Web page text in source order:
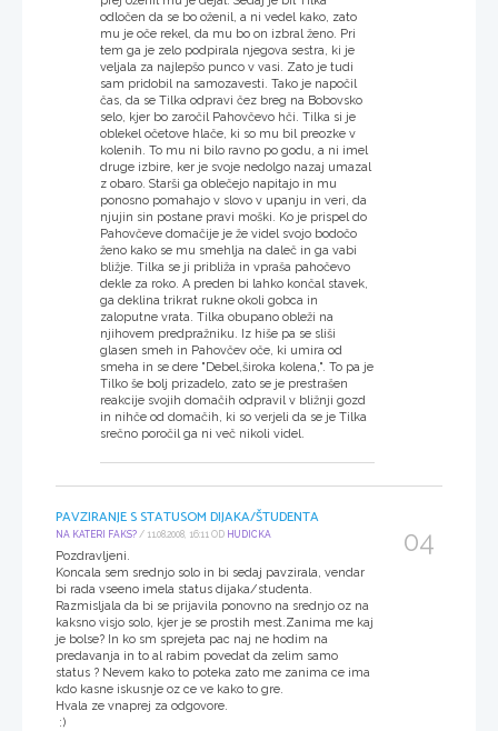
odločen da se bo oženil, a ni vedel kako, zato
mu je oče rekel, da mu bo on izbral ženo. Pri
tem ga je zelo podpirala njegova sestra, ki je
veljala za najlepšo punco v vasi. Zato je tudi
sam pridobil na samozavesti. Tako je napočil
čas, da se Tilka odpravi čez breg na Bobovsko
selo, kjer bo zaročil Pahovčevo hči. Tilka si je
oblekel očetove hlače, ki so mu bil preozke v
kolenih. To mu ni bilo ravno po godu, a ni imel
druge izbire, ker je svoje nedolgo nazaj umazal
z obaro. Starši ga oblečejo napitajo in mu
ponosno pomahajo v slovo v upanju in veri, da
njujin sin postane pravi moški. Ko je prispel do
Pahovčeve domačije je že videl svojo bodočo
ženo kako se mu smehlja na daleč in ga vabi
bližje. Tilka se ji približa in vpraša pahočevo
dekle za roko. A preden bi lahko končal stavek,
ga deklina trikrat rukne okoli gobca in
zaloputne vrata. Tilka obupano obleži na
njihovem predpražniku. Iz hiše pa se sliši
glasen smeh in Pahovčev oče, ki umira od
smeha in se dere "Debel,široka kolena,". To pa je
Tilko še bolj prizadelo, zato se je prestrašen
reakcije svojih domačih odpravil v bližnji gozd
in nihče od domačih, ki so verjeli da se je Tilka
srečno poročil ga ni več nikoli videl.
PAVZIRANJE S STATUSOM DIJAKA/ŠTUDENTA
NA KATERI FAKS? / 11.08.2008, 16:11 OD HUDICKA
Pozdravljeni.
Koncala sem srednjo solo in bi sedaj pavzirala, vendar
bi rada vseeno imela status dijaka/studenta.
Razmisljala da bi se prijavila ponovno na srednjo oz na
kaksno visjo solo, kjer je se prostih mest.Zanima me kaj
je bolse? In ko sm sprejeta pac naj ne hodim na
predavanja in to al rabim povedat da zelim samo
status ? Nevem kako to poteka zato me zanima ce ima
kdo kasne iskusnje oz ce ve kako to gre.
Hvala ze vnaprej za odgovore.
:)
04